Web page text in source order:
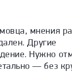
мнения
Другие
Нужно
— без